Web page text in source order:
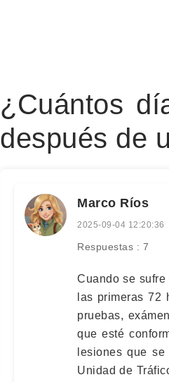
¿Cuántos
después de
Marco Ríos
2025-09-04 12:20:36
Respuestas : 7
Cuando se
las primeras
pruebas,
que esté
lesiones que
Unidad de